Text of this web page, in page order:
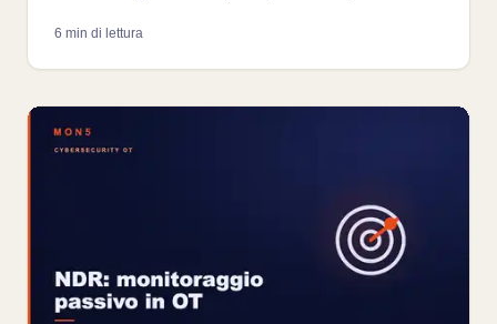
6 min di lettura